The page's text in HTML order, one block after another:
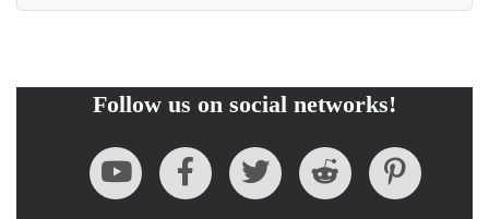
Follow us on social networks!